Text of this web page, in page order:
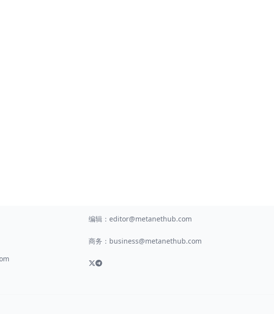
编辑： editor@metanethub.com
商务： business@metanethub.com